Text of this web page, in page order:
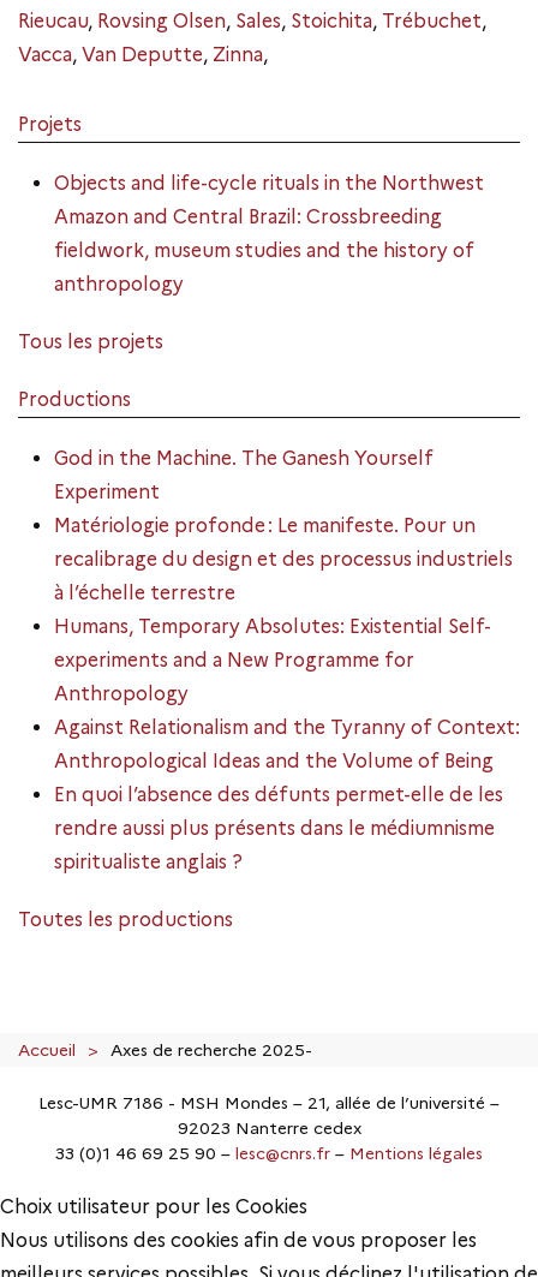
Rieucau, Rovsing Olsen, Sales, Stoichita, Trébuchet,
Vacca, Van Deputte, Zinna,
Projets
Objects and life-cycle rituals in the Northwest
Amazon and Central Brazil: Crossbreeding
fieldwork, museum studies and the history of
anthropology
Tous les projets
Productions
God in the Machine. The Ganesh Yourself
Experiment
Matériologie profonde : Le manifeste. Pour un
recalibrage du design et des processus industriels
à l’échelle terrestre
Humans, Temporary Absolutes: Existential Self-
experiments and a New Programme for
Anthropology
Against Relationalism and the Tyranny of Context:
Anthropological Ideas and the Volume of Being
En quoi l’absence des défunts permet-elle de les
rendre aussi plus présents dans le médiumnisme
spiritualiste anglais ?
Toutes les productions
Accueil Axes de recherche 2025-
Lesc-UMR 7186 - MSH Mondes – 21, allée de l’université –
92023 Nanterre cedex
33 (0)1 46 69 25 90 – lesc@cnrs.fr – Mentions légales
Choix utilisateur pour les Cookies
Nous utilisons des cookies afin de vous proposer les